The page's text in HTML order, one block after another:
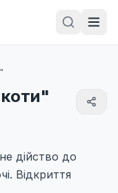
дійство до
Відкриття